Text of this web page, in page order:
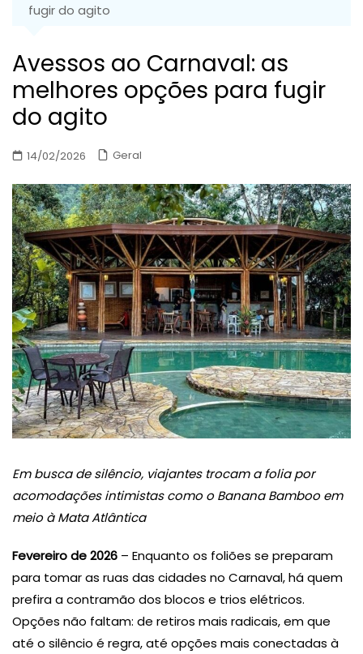
fugir do agito
Avessos ao Carnaval: as
melhores opções para fugir
do agito
14/02/2026 Geral
Em busca de silêncio, viajantes trocam a folia por
acomodações intimistas como o Banana Bamboo em
meio à Mata Atlântica
Fevereiro de 2026 – Enquanto os foliões se preparam
para tomar as ruas das cidades no Carnaval, há quem
prefira a contramão dos blocos e trios elétricos.
Opções não faltam: de retiros mais radicais, em que
até o silêncio é regra, até opções mais conectadas à